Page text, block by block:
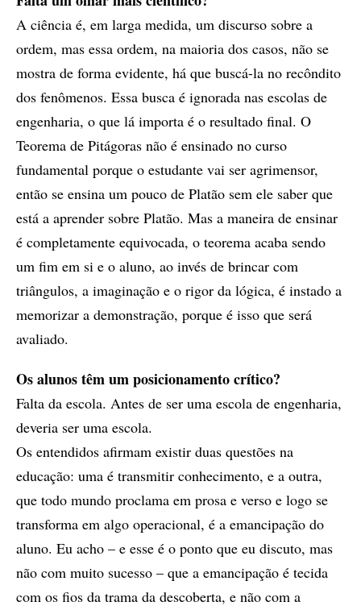
A ciência é, em larga medida, um discurso sobre a
ordem, mas essa ordem, na maioria dos casos, não se
mostra de forma evidente, há que buscá-la no recôndito
dos fenômenos. Essa busca é ignorada nas escolas de
engenharia, o que lá importa é o resultado final. O
Teorema de Pitágoras não é ensinado no curso
fundamental porque o estudante vai ser agrimensor,
então se ensina um pouco de Platão sem ele saber que
está a aprender sobre Platão. Mas a maneira de ensinar
é completamente equivocada, o teorema acaba sendo
um fim em si e o aluno, ao invés de brincar com
triângulos, a imaginação e o rigor da lógica, é instado a
memorizar a demonstração, porque é isso que será
avaliado.
Os alunos têm um posicionamento crítico?
Falta da escola. Antes de ser uma escola de engenharia,
deveria ser uma escola.
Os entendidos afirmam existir duas questões na
educação: uma é transmitir conhecimento, e a outra,
que todo mundo proclama em prosa e verso e logo se
transforma em algo operacional, é a emancipação do
aluno. Eu acho – e esse é o ponto que eu discuto, mas
não com muito sucesso – que a emancipação é tecida
com os fios da trama da descoberta, e não com a